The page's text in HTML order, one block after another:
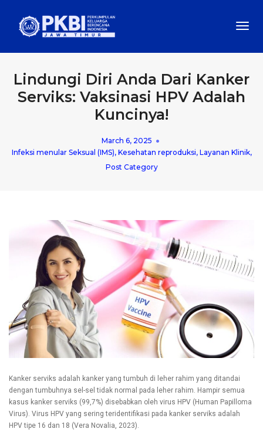
Lindungi Diri Anda Dari Kanker
Serviks: Vaksinasi HPV Adalah
Kuncinya!
March 6, 2025
Infeksi menular Seksual (IMS), Kesehatan reproduksi, Layanan Klinik,
Post Category
Kanker serviks adalah kanker yang tumbuh di leher rahim yang ditandai
dengan tumbuhnya sel-sel tidak normal pada leher rahim. Hampir semua
kasus kanker serviks (99,7%) disebabkan oleh virus HPV (Human Papilloma
Virus). Virus HPV yang sering teridentifikasi pada kanker serviks adalah
HPV tipe 16 dan 18 (Vera Novalia, 2023).